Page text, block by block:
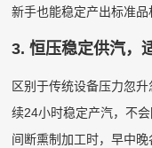
新手也能稳定产出标准品
3. 恒压稳定供汽，
区别于传统设备压力忽
续24小时稳定产汽，不
间断熏制加工时，早中